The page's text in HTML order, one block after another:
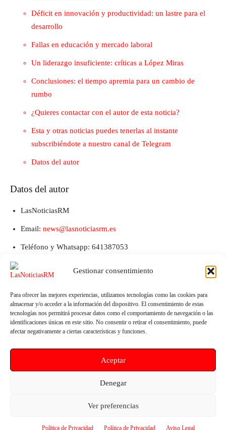
Gestionar consentimiento
Para ofrecer las mejores experiencias, utilizamos tecnologías como las cookies para
almacenar y/o acceder a la información del dispositivo. El consentimiento de estas
tecnologías nos permitirá procesar datos como el comportamiento de navegación o las
identificaciones únicas en este sitio. No consentir o retirar el consentimiento, puede
afectar negativamente a ciertas características y funciones.
Aceptar
Denegar
Ver preferencias
Política de Privacidad Política de Privacidad Aviso Legal
Déficit en innovación y productividad: un lastre para el
desarrollo
Fallas en educación y mercado laboral
Un liderazgo insuficiente: críticas a López Miras
Conclusiones: el tiempo apremia para un cambio de
rumbo
¿Quieres contactar con el autor de esta noticia?
Esta y otras noticias puedes tenerlas al instante
subscribiéndote a nuestro canal de Telegram
Datos del autor
Datos del autor
LasNoticiasRM
Email: news@lasnoticiasrm.es
Teléfono y Whatsapp: 641387053
Navantia premia a estudiantes
El Gobierno de España invertirá
de carreteras en la Región de